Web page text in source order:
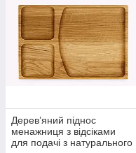
Дерев’яний піднос
менажниця з відсіками
для подачі з натурального